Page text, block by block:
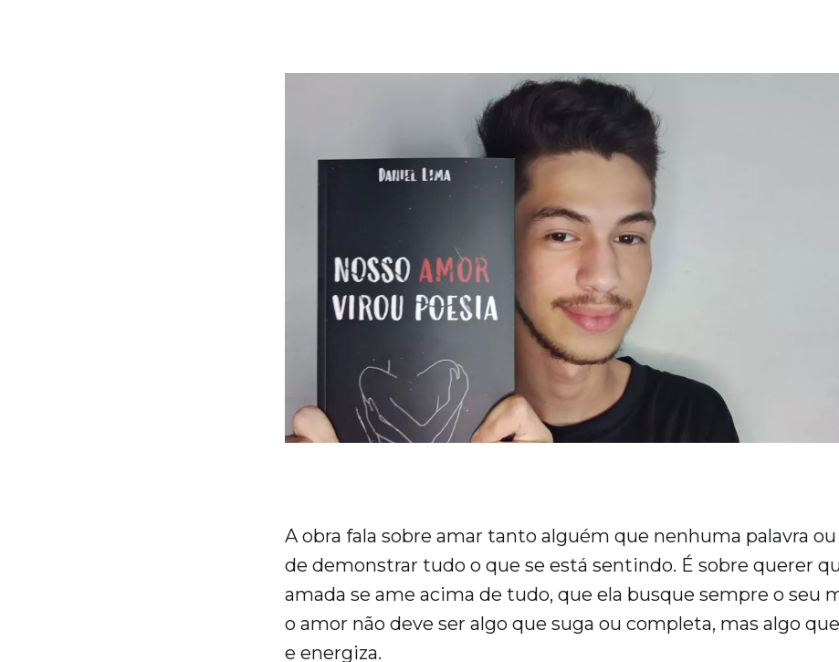
A obra fala sobre amar tanto alguém que nenhuma palavra ou
de demonstrar tudo o que se está sentindo. É sobre querer
amada se ame acima de tudo, que ela busque sempre o seu
o amor não deve ser algo que suga ou completa, mas algo
e energiza.